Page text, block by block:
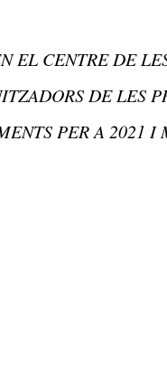
EL CENTRE DE
DE LES
PER A 2021 I